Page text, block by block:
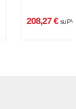
208,27 € su